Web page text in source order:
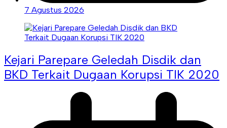
7 Agustus 2026
Kejari Parepare Geledah Disdik dan
BKD Terkait Dugaan Korupsi TIK 2020